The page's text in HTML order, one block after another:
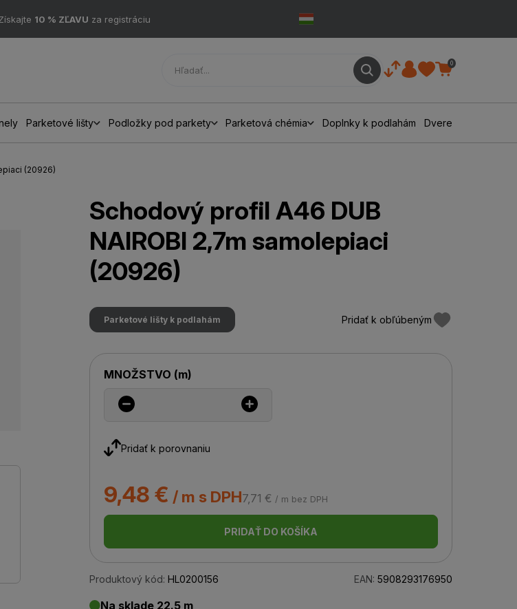
10 % ZĽAVU za registráciu
0
Parketové lišty Podložky pod parkety Parketová chémia Doplnky k podlahám Dvere
(20926)
Schodový profil A46 DUB
NAIROBI 2,7m samolepiaci
(20926)
Parketové lišty k podlahám Pridať k obľúbeným
MNOŽSTVO (m)
Pridať k porovnaniu
9,48 € / m s DPH7,71 € / m bez DPH
PRIDAŤ DO KOŠÍKA
Produktový kód: HL0200156 EAN: 5908293176950
Na sklade 22.5 m